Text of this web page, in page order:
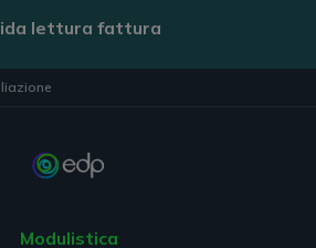
lettura fattura
Modulistica